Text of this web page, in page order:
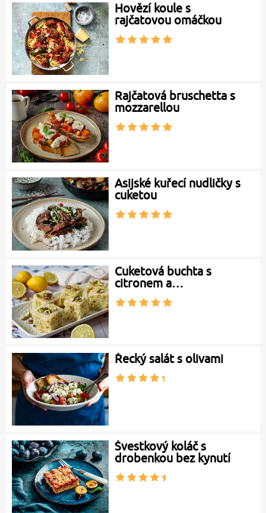
Hovězí koule s
rajčatovou omáčkou
Rajčatová bruschetta s
mozzarellou
Asijské kuřecí nudličky s
cuketou
Cuketová buchta s
citronem a…
Řecký salát s olivami
Švestkový koláč s
drobenkou bez kynutí